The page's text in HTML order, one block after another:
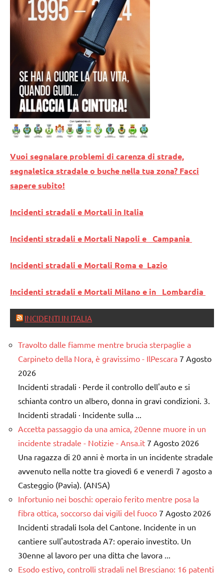
Vuoi segnalare problemi di carenza di strade,
segnaletica stradale o buche nella tua zona? Facci
sapere subito!
Incidenti stradali e Mortali in Italia
Incidenti stradali e Mortali Napoli e Campania
Incidenti stradali e Mortali Roma e Lazio
Incidenti stradali e Mortali Milano e in Lombardia
INCIDENTI IN ITALIA
Travolto dalle fiamme mentre brucia sterpaglie a
Carpineto della Nora, è gravissimo - IlPescara 7 Agosto
2026
Incidenti stradali · Perde il controllo dell'auto e si
schianta contro un albero, donna in gravi condizioni. 3.
Incidenti stradali · Incidente sulla ...
Accetta passaggio da una amica, 20enne muore in un
incidente stradale - Notizie - Ansa.it 7 Agosto 2026
Una ragazza di 20 anni è morta in un incidente stradale
avvenuto nella notte tra giovedì 6 e venerdì 7 agosto a
Casteggio (Pavia). (ANSA)
Infortunio nei boschi: operaio ferito mentre posa la
fibra ottica, soccorso dai vigili del fuoco 7 Agosto 2026
Incidenti stradali Isola del Cantone. Incidente in un
cantiere sull'autostrada A7: operaio investito. Un
30enne al lavoro per una ditta che lavora ...
Esodo estivo, controlli stradali nel Bresciano: 16 patenti